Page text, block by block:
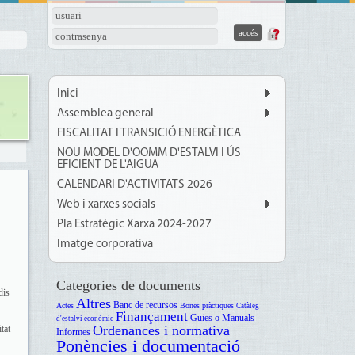
usuari
contrasenya
Inici
Assemblea general
FISCALITAT I TRANSICIÓ ENERGÈTICA
NOU MODEL D'OOMM D'ESTALVI I ÚS
EFICIENT DE L'AIGUA
CALENDARI D'ACTIVITATS 2026
Web i xarxes socials
Pla Estratègic Xarxa 2024-2027
Imatge corporativa
Categories de documents
Actes Altres Banc de recursos Bones pràctiques Catàleg
d'estalvi econòmic Finançament Guies o Manuals
Informes Ordenances i normativa
Ponències i documentació